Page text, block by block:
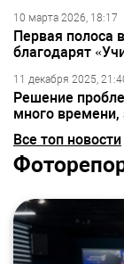
10 марта 2026, 18:17
Первая полоса
благодарят
11 декабря 2025,
Решение
много
Все топ новости